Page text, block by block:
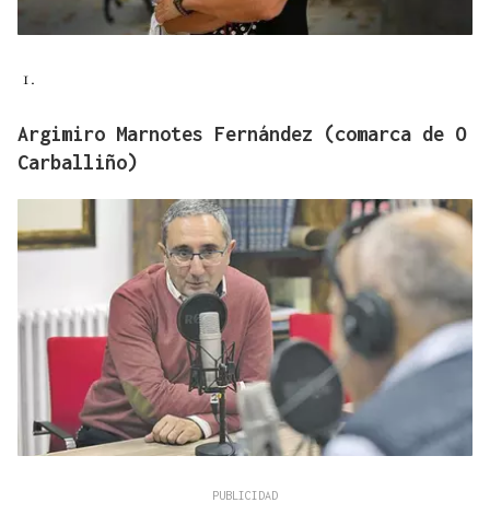
Argimiro Marnotes Fernández (comarca de O
Carballiño)